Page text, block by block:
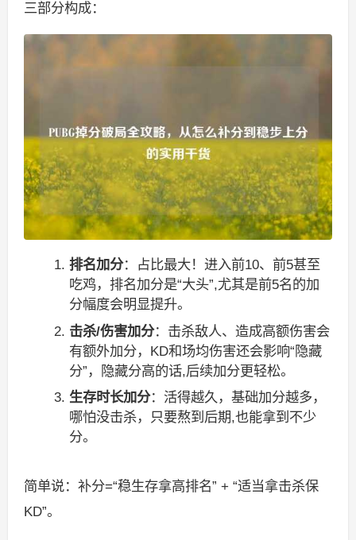
三部分构成：
排名加分：占比最大！进入前10、前5甚至
吃鸡，排名加分是“大头”,尤其是前5名的加
分幅度会明显提升。
击杀/伤害加分：击杀敌人、造成高额伤害会
有额外加分，KD和场均伤害还会影响“隐藏
分”，隐藏分高的话,后续加分更轻松。
生存时长加分：活得越久，基础加分越多，
哪怕没击杀，只要熬到后期,也能拿到不少
分。
简单说：补分=“稳生存拿高排名” + “适当拿击杀保
KD”。